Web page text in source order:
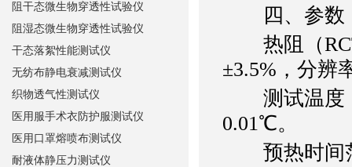
四、参数
热阻（RCT
±3.5%，分辨
测试温度：
0.01℃。
预热时间范
阻干态微生物穿透性试验仪
阻湿态微生物穿透性试验仪
干态落絮性能测试仪
无纺布静电衰减测试仪
织物透气性测试仪
医用服手术衣防护服测试仪
医用口罩熔喷布测试仪
耐液体静压力测试仪